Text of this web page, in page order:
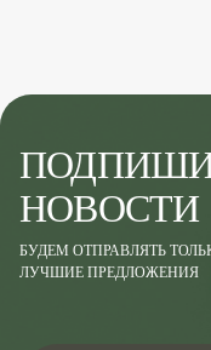
НОВОСТИ
БУДЕМ ОТПРАВЛЯТЬ
ЛУЧШИЕ ПРЕДЛОЖЕНИЯ